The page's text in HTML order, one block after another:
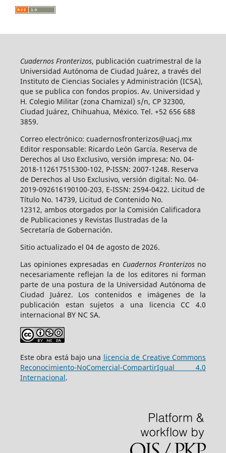
Cuadernos Fronterizos, publicación cuatrimestral de la
Universidad Autónoma de Ciudad Juárez, a través del
Instituto de Ciencias Sociales y Administración (ICSA),
que se publica con fondos propios. Av. Universidad y
H. Colegio Militar (zona Chamizal) s/n, CP 32300,
Ciudad Juárez, Chihuahua, México. Tel. +52 656 688
3859.
Correo electrónico: cuadernosfronterizos@uacj.mx
Editor responsable: Ricardo León García. Reserva de
Derechos al Uso Exclusivo, versión impresa: No. 04-
2018-112617515300-102, P-ISSN: 2007-1248. Reserva
de Derechos al Uso Exclusivo, versión digital: No. 04-
2019-092616190100-203, E-ISSN: 2594-0422. Licitud de
Título No. 14739, Licitud de Contenido No.
12312, ambos otorgados por la Comisión Calificadora
de Publicaciones y Revistas Ilustradas de la
Secretaría de Gobernación.
Sitio actualizado el 04 de agosto de 2026.
Las opiniones expresadas en Cuadernos Fronterizosno
necesariamente reflejan la de los editores ni forman
parte de una postura de la Universidad Autónoma de
Ciudad Juárez. Los contenidos e imágenes de la
publicación estan sujetos a una licencia CC 4.0
internacional BY NC SA.
Este obra está bajo una licencia de Creative Commons
Reconocimiento-NoComercial-CompartirIgual 4.0
Internacional.